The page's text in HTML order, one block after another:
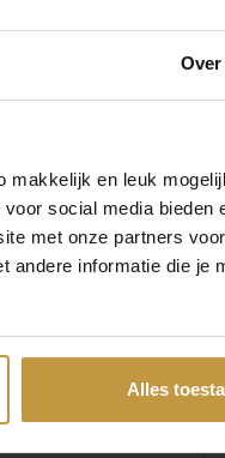
Over
makkelijk en leuk
social media bieden
met onze partners
andere informatie die je
Alles
op zaterdag. De